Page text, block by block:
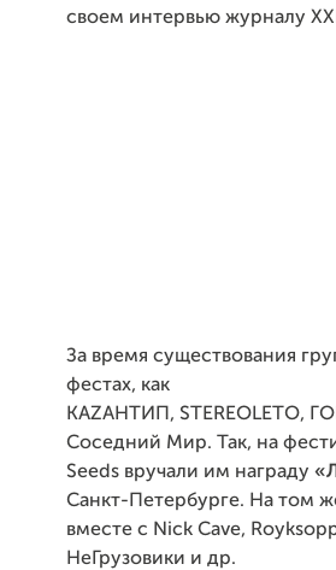
своем интервью журналу
За время существования
фестах, как
КАZАНТИП, STEREOLETO,
Соседний Мир. Так, на
Seeds вручали им награду
Санкт-Петербурге. На том
вместе с Nick Cave,
НеГрузовики и др.